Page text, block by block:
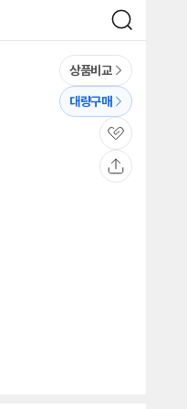
검
색
상품비교
대량구매
관
심